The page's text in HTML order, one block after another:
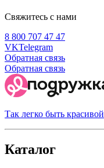
Свяжитесь с нами
8 800 707 47 47
VKTelegram
Обратная связь
Обратная связь
Так легко быть красивой
Каталог